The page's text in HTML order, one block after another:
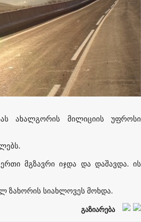
ახალგორის მილიციის უფროსი
მგზავრი იჯდა და დაშავდა. ის
ზახორის სიახლოვეს მოხდა.
გაზიარება